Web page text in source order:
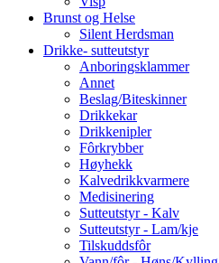
Brunst og Helse
Silent Herdsman
Drikke- sutteutstyr
Anboringsklammer
Annet
Beslag/Biteskinner
Drikkekar
Drikkenipler
Fôrkrybber
Høyhekk
Kalvedrikkvarmere
Medisinering
Sutteutstyr - Kalv
Sutteutstyr - Lam/kje
Tilskuddsfôr